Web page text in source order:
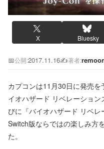
X Bluesky
📅公開:2017.11.16✍️著者:
カプコンは11月30日に発売
イオハザード リベレーショ
びに『バイオハザード リベ
Switch版ならではの楽しみ方
た。